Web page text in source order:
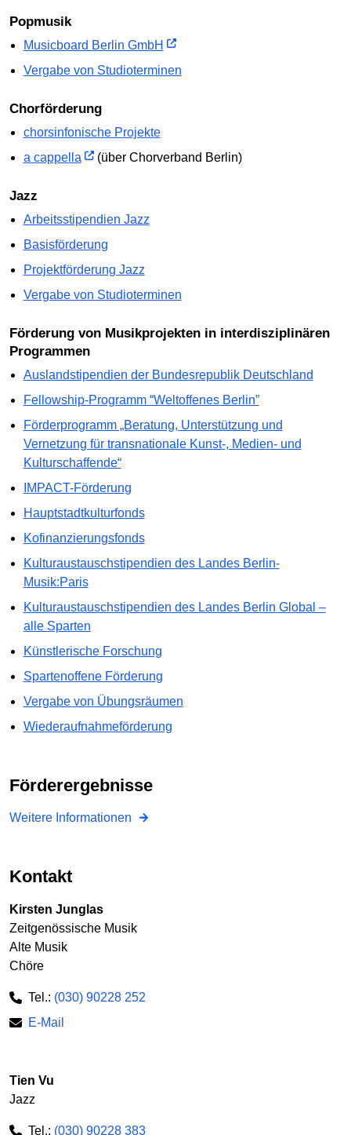
Popmusik
Musicboard Berlin GmbH
Vergabe von Studioterminen
Chorförderung
chorsinfonische Projekte
a cappella
(über Chorverband Berlin)
Jazz
Arbeitsstipendien Jazz
Basisförderung
Projektförderung Jazz
Vergabe von Studioterminen
Förderung von Musikprojekten in interdisziplinären
Programmen
Auslandstipendien der Bundesrepublik Deutschland
Fellowship-Programm “Weltoffenes Berlin”
Förderprogramm „Beratung, Unterstützung und
Vernetzung für transnationale Kunst-, Medien- und
Kulturschaffende“
IMPACT-Förderung
Hauptstadtkulturfonds
Kofinanzierungsfonds
Kulturaustauschstipendien des Landes Berlin-
Musik:Paris
Kulturaustauschstipendien des Landes Berlin Global –
alle Sparten
Künstlerische Forschung
Spartenoffene Förderung
Vergabe von Übungsräumen
Wiederaufnahmeförderung
Förderergebnisse
Weitere Informationen
Kontakt
Kirsten Junglas
Zeitgenössische Musik
Alte Musik
Chöre
Tel.: (030) 90228 252
E-Mail
Tien Vu
Jazz
Tel.: (030) 90228 383